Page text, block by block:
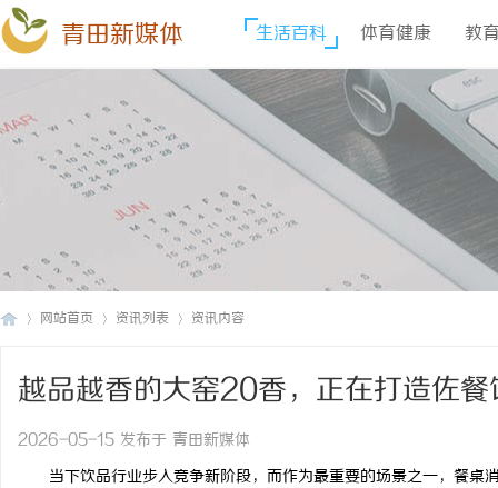
青田新媒体 生活百科 体育健康 教
网站首页 资讯列表 资讯内容
越品越香的大窑20香，正在打造佐餐
2026-05-15 发布于 青田新媒体
当下饮品行业步入竞争新阶段，而作为最重要的场景之一，餐